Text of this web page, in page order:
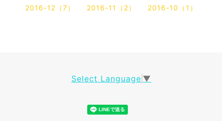
2016-12（7）
2016-11（2） 2016-10（1）
Select Language ▼